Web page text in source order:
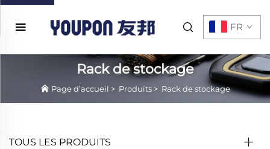
FR
Rack de stockage
Page d’accueil > Produits> Rack de stockage
TOUS LES PRODUITS